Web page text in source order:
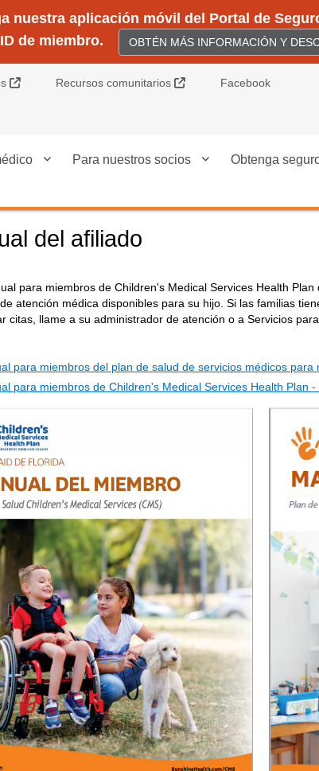
nuestra aplicación móvil del Portal de
de miembro.
OBTÉN MÁS INFORMACIÓN Y
Sitio ExternoRecursos comunitarios Sitio Externo
Facebook
Para nuestros socios Obtenga
del afiliado
para miembros de Children's Medical Services Health
atención médica disponibles para su hijo. Si las familias
citas, llame a su administrador de atención o a Servicios
para miembros del plan de salud de servicios médicos para
para miembros de Children's Medical Services Health Plan -